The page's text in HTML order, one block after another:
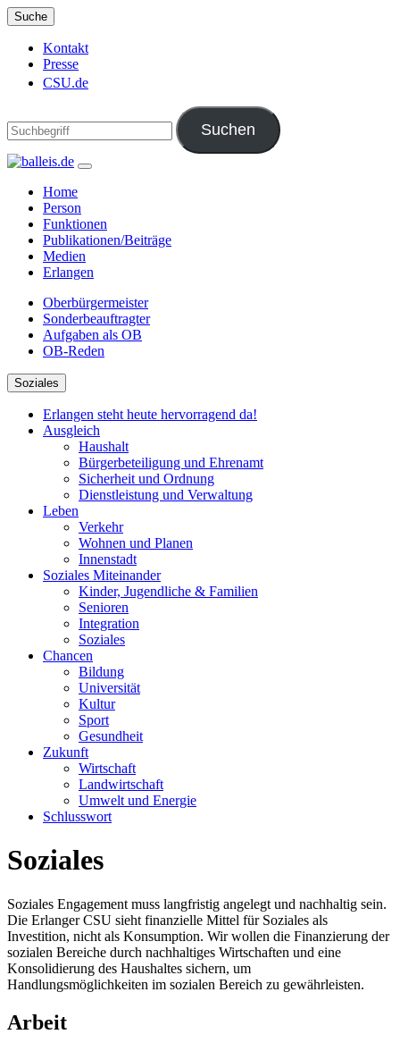
Suche
Kontakt
Presse
CSU.de
Home
Person
Funktionen
Publikationen/Beiträge
Medien
Erlangen
Oberbürgermeister
Sonderbeauftragter
Aufgaben als OB
OB-Reden
Soziales
Erlangen steht heute hervorragend da!
Ausgleich
Haushalt
Bürgerbeteiligung und Ehrenamt
Sicherheit und Ordnung
Dienstleistung und Verwaltung
Leben
Verkehr
Wohnen und Planen
Innenstadt
Soziales Miteinander
Kinder, Jugendliche & Familien
Senioren
Integration
Soziales
Chancen
Bildung
Universität
Kultur
Sport
Gesundheit
Zukunft
Wirtschaft
Landwirtschaft
Umwelt und Energie
Schlusswort
Soziales
Soziales Engagement muss langfristig angelegt und nachhaltig sein.
Die Erlanger CSU sieht finanzielle Mittel für Soziales als
Investition, nicht als Konsumption. Wir wollen die Finanzierung der
sozialen Bereiche durch nachhaltiges Wirtschaften und eine
Konsolidierung des Haushaltes sichern, um
Handlungsmöglichkeiten im sozialen Bereich zu gewährleisten.
Arbeit